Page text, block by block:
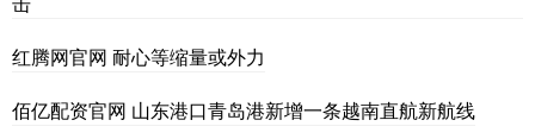
红腾网官网 耐心等缩量或外力
佰亿配资官网 山东港口青岛港新增一条越南直航新航线